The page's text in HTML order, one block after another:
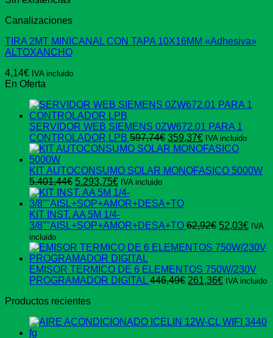
Canalizaciones
TIRA 2MT MINICANAL CON TAPA 10X16MM «Adhesiva»
ALTOXANCHO
4,14€ IVA incluido
En Oferta
SERVIDOR WEB SIEMENS 0ZW672.01 PARA 1
CONTROLADOR LPB 597,74€ El
precio
era:
359,37€El
precio
es:
IVA incluido
KIT AUTOCONSUMO SOLAR MONOFASICO 5000W
5.401,44€ El
precio
original
era:
5.401,44€.
5.293,75€El
precio
actual
es:
5.293,75€.
IVA incluido
KIT INST. AA 5M 1/4-
3/8""AISL+SOP+AMOR+DESA+TO 62,92€ El
original
62,92€.
52,03€ElIVA
incluido
EMISOR TERMICO DE 6 ELEMENTOS 750W/230V
PROGRAMADOR DIGITAL 446,49€ El
446,49€.
261,36€El
261,36€.
IVA incluido
Productos recientes